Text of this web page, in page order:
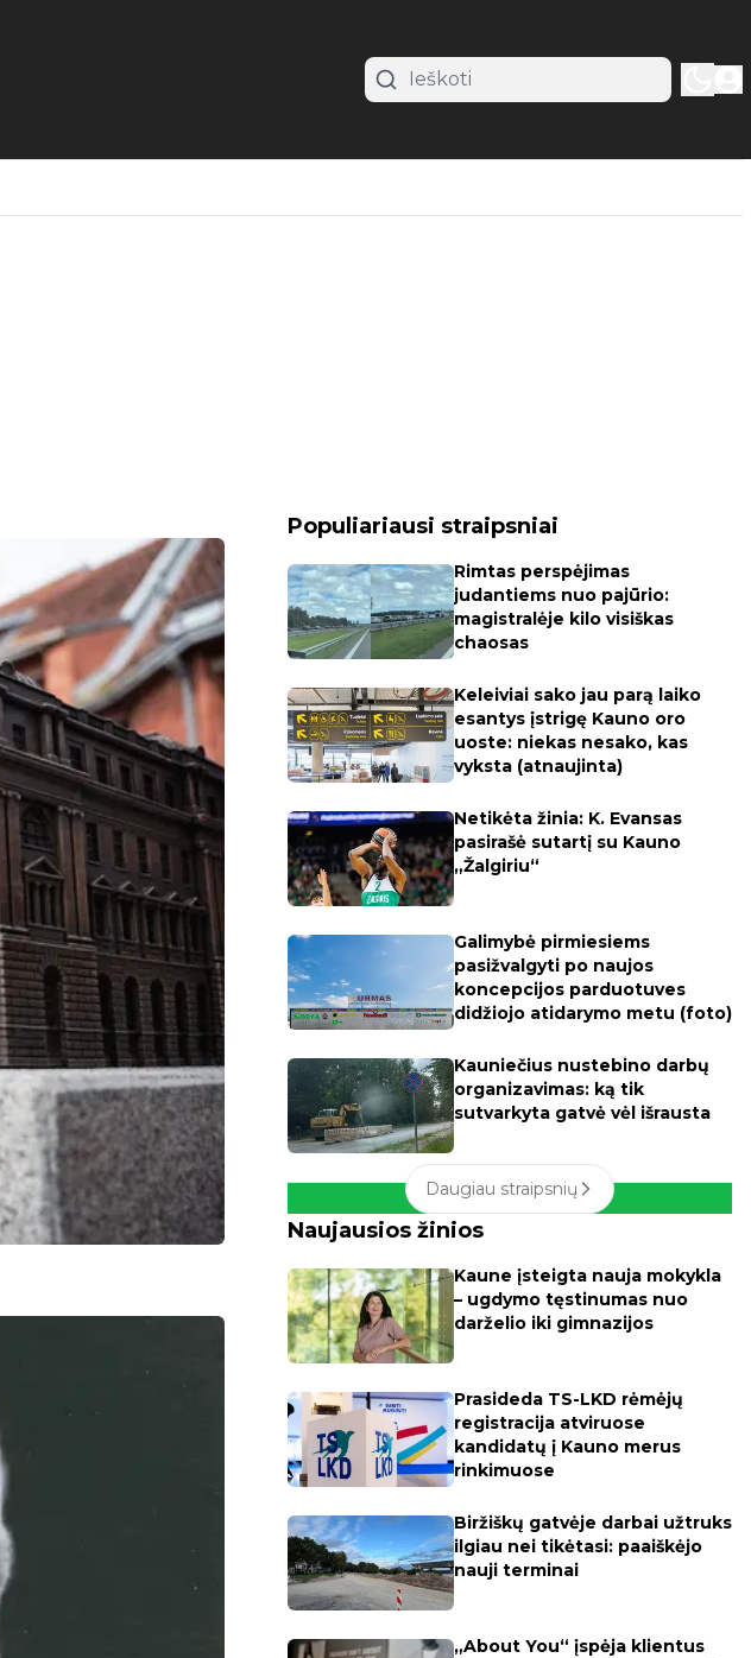
Populiariausi straipsniai
Rimtas perspėjimas
judantiems nuo pajūrio:
magistralėje kilo visiškas
chaosas
Keleiviai sako jau parą laiko
esantys įstrigę Kauno oro
uoste: niekas nesako, kas
vyksta (atnaujinta)
Netikėta žinia: K. Evansas
pasirašė sutartį su Kauno
„Žalgiriu“
Galimybė pirmiesiems
pasižvalgyti po naujos
koncepcijos parduotuves
didžiojo atidarymo metu (foto)
Kauniečius nustebino darbų
organizavimas: ką tik
sutvarkyta gatvė vėl išrausta
Daugiau straipsnių
Naujausios žinios
Kaune įsteigta nauja mokykla
– ugdymo tęstinumas nuo
darželio iki gimnazijos
Prasideda TS-LKD rėmėjų
registracija atviruose
kandidatų į Kauno merus
rinkimuose
Biržiškų gatvėje darbai užtruks
ilgiau nei tikėtasi: paaiškėjo
nauji terminai
„About You“ įspėja klientus